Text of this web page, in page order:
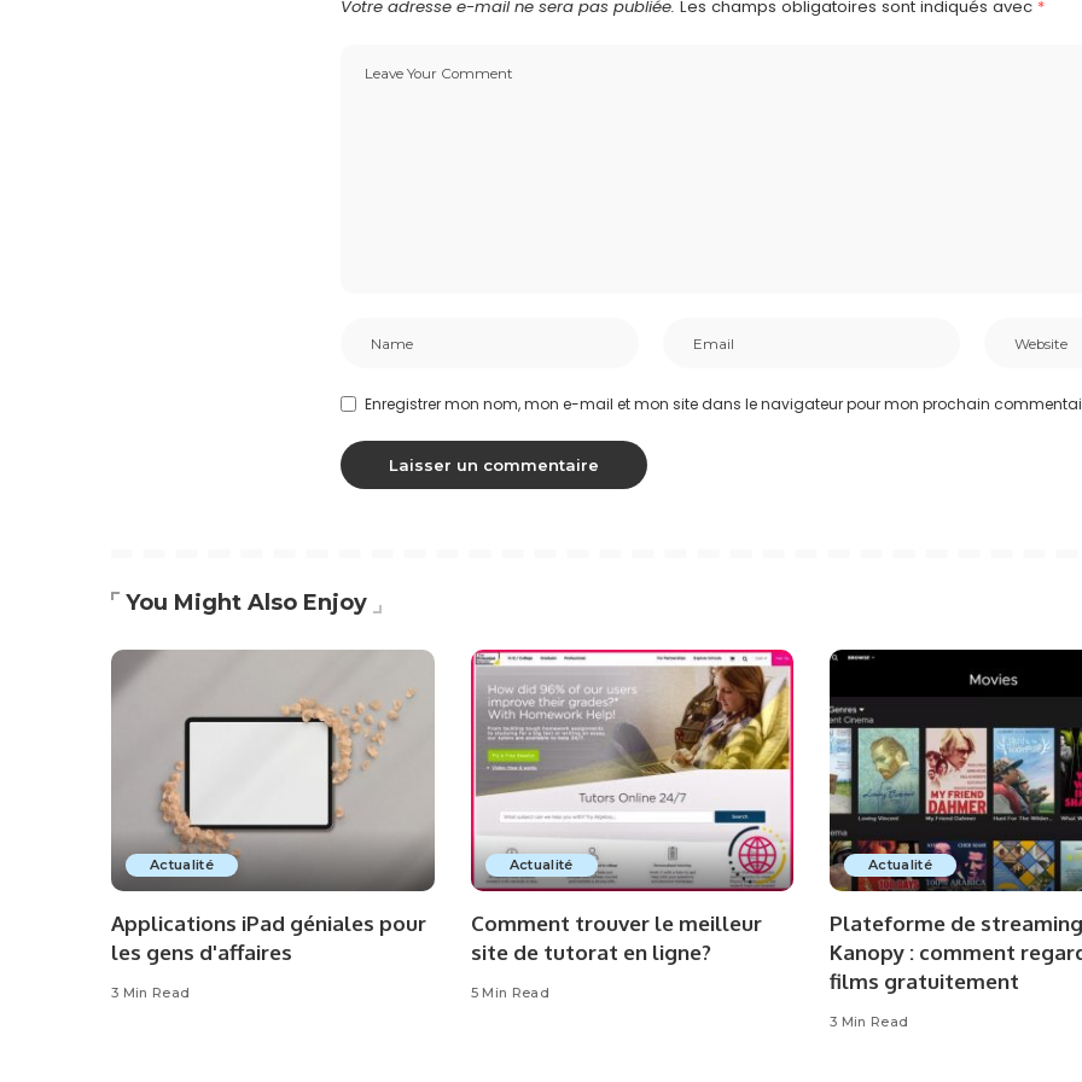
Votre adresse e-mail ne sera pas publiée. Les champs obligatoires sont indiqués avec *
Enregistrer mon nom, mon e-mail et mon site dans le navigateur pour mon prochain
You Might Also Enjoy
Actualité
Applications iPad géniales pour
les gens d'affaires
3 Min Read
Actualité
Comment trouver le meilleur
site de tutorat en ligne?
5 Min Read
Actualité
Plateforme de streaming
Kanopy : comment
films gratuitement
3 Min Read